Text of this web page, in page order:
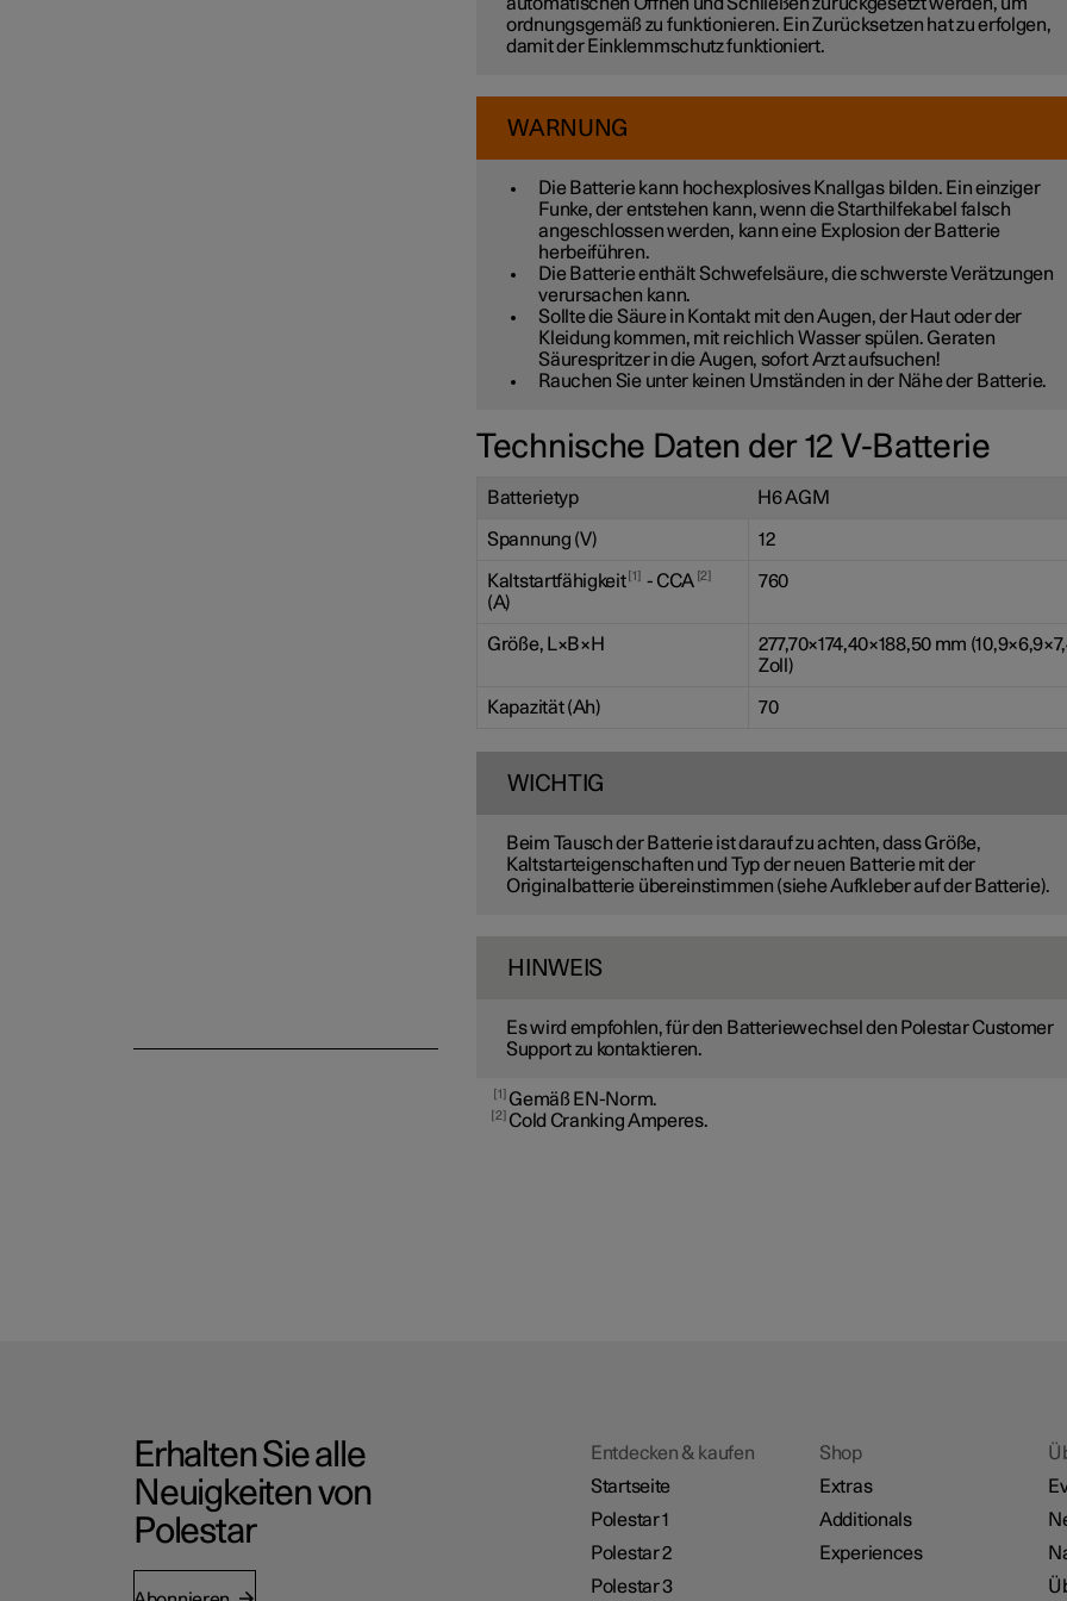
ordnungsgemäß zu funktionieren. Ein Zurücksetzen hat zu erfolgen,
damit der Einklemmschutz funktioniert.
WARNUNG
Die Batterie kann hochexplosives Knallgas bilden. Ein einziger
Funke, der entstehen kann, wenn die Starthilfekabel falsch
angeschlossen werden, kann eine Explosion der Batterie
herbeiführen.
Die Batterie enthält Schwefelsäure, die schwerste Verätzungen
verursachen kann.
Sollte die Säure in Kontakt mit den Augen, der Haut oder der
Kleidung kommen, mit reichlich Wasser spülen. Geraten
Säurespritzer in die Augen, sofort Arzt aufsuchen!
Rauchen Sie unter keinen Umständen in der Nähe der Batterie.
Technische Daten der 12 V-Batterie
Batterietyp H6 AGM
Spannung (V) 12
Kaltstartfähigkeit 1 - CCA 2
(A)
760
Größe, L×B×H
277,70×174,40×188,50 mm
Zoll)
Kapazität (Ah) 70
WICHTIG
Beim Tausch der Batterie ist darauf zu achten, dass Größe,
Kaltstarteigenschaften und Typ der neuen Batterie mit der
Originalbatterie übereinstimmen (siehe Aufkleber auf der Batterie).
HINWEIS
Es wird empfohlen, für den Batteriewechsel den Polestar Customer
Support zu kontaktieren.
1 Gemäß EN-Norm.
2 Cold Cranking Amperes.
Erhalten Sie alle
Neuigkeiten von
Polestar
Entdecken & kaufen
Startseite
Polestar 1
Polestar 2
Polestar 3
Shop
Extras
Additionals
Experiences